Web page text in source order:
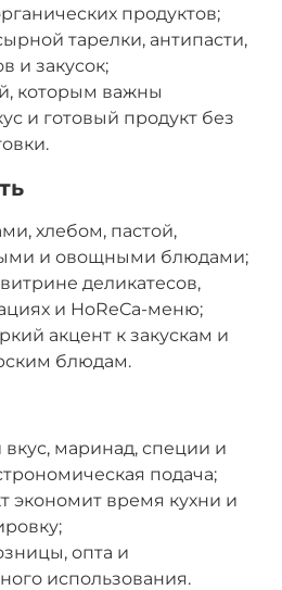
продуктов;
тарелки, антипасти,
и закусок;
которым важны
и готовый продукт без
хлебом, пастой,
и овощными блюдами;
деликатесов,
и HoReCa-меню;
акцент к закускам и
блюдам.
маринад, специи и
подача;
экономит время кухни и
опта и
использования.